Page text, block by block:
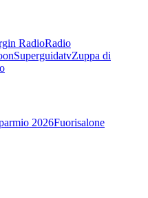
RadioRadio
SuperguidatvZuppa di
2026Fuorisalone